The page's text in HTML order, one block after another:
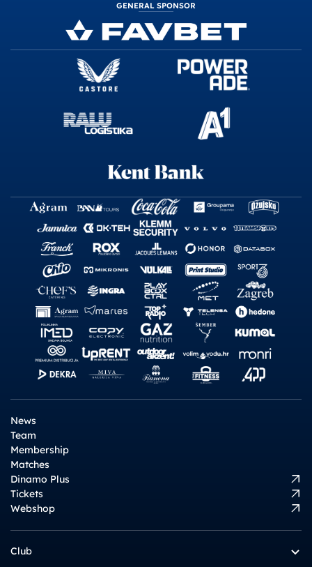
GENERAL SPONSOR
News
Team
Membership
Matches
Dinamo Plus
Tickets
Webshop
Club